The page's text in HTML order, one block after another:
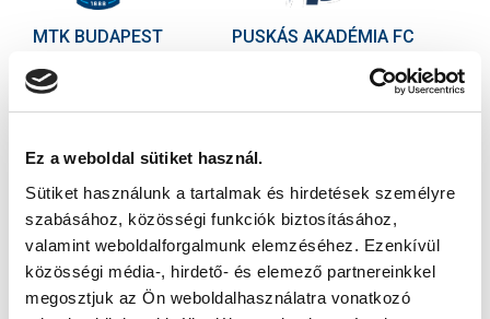
Ez a weboldal sütiket használ.
Sütiket használunk a tartalmak és hirdetések személyre
szabásához, közösségi funkciók biztosításához,
valamint weboldalforgalmunk elemzéséhez. Ezenkívül
közösségi média-, hirdető- és elemező partnereinkkel
megosztjuk az Ön weboldalhasználatra vonatkozó
MTK BUDAPEST PUSKÁS AKADÉMIA FC
MTK BUDAPEST HÍRLEVÉL
hírlevelünkre: